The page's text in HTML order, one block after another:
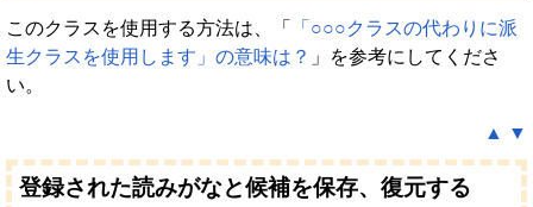
このクラスを使用する方法は、「
「○○○クラスの代わりに派
生クラスを使用します」の意味は？ 」を参考にしてくださ
い。
▲ ▼
登録された読みがなと候補を保存、復元する